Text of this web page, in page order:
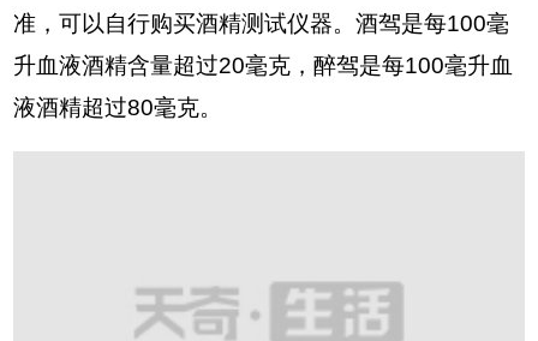
准，可以自行购买酒精测试仪器。酒驾是每100毫
升血液酒精含量超过20毫克，醉驾是每100毫升血
液酒精超过80毫克。